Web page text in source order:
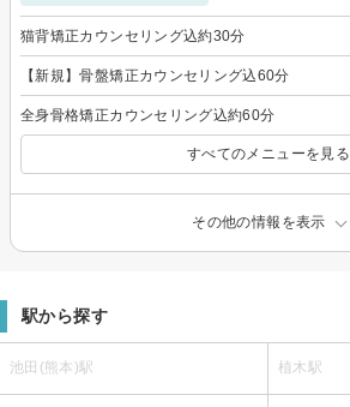
猫背矯正カウンセリング込約30分
【新規】骨盤矯正カウンセリング込60分
全身骨格矯正カウンセリング込約60分
すべてのメニューを見る
その他の情報を表示
駅から探す
池田(熊本)駅 植木駅